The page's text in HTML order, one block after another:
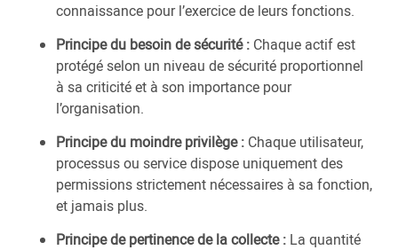
connaissance pour l’exercice de leurs fonctions.
Principe du besoin de sécurité : Chaque actif est
protégé selon un niveau de sécurité proportionnel
à sa criticité et à son importance pour
l’organisation.
Principe du moindre privilège : Chaque utilisateur,
processus ou service dispose uniquement des
permissions strictement nécessaires à sa fonction,
et jamais plus.
Principe de pertinence de la collecte : La quantité